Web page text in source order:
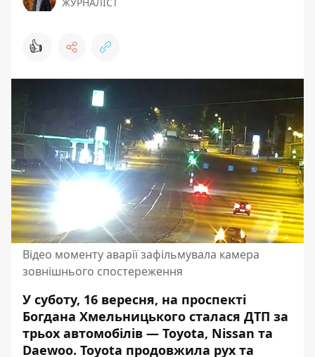
👍
Відео моменту аварії зафільмувала камера
зовнішнього спостереження
У суботу, 16 вересня, на проспекті
Богдана Хмельницького сталася ДТП за
трьох автомобілів — Toyota, Nissan та
Daewoo. Toyota продовжила рух та